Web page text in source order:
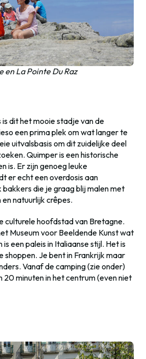
en La Pointe Du Raz
is dit het mooie stadje van de
een prima plek om wat langer te
uitvalsbasis om dit zuidelijke deel
Quimper is een historische
is. Er zijn genoeg leuke
er echt een overdosis aan
die je graag blij malen met
natuurlijk crêpes.
culturele hoofdstad van Bretagne.
Museum voor Beeldende Kunst wat
een paleis in Italiaanse stijl. Het is
shoppen. Je bent in Frankrijk maar
Vanaf de camping (zie onder)
20 minuten in het centrum (even niet